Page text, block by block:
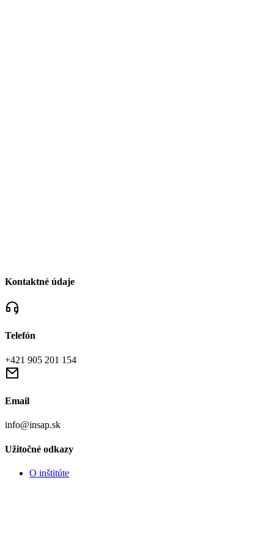
Kontaktné údaje
Telefón
+421 905 201 154
Email
info@insap.sk
Užitočné odkazy
O inštitúte